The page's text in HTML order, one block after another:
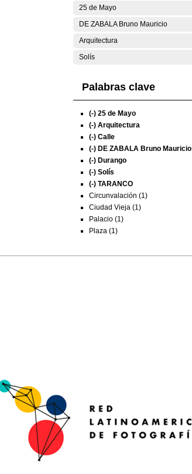
25 de Mayo
DE ZABALA Bruno Mauricio
Arquitectura
Solís
Palabras clave
(-) 25 de Mayo
(-) Arquitectura
(-) Calle
(-) DE ZABALA Bruno Mauricio
(-) Durango
(-) Solís
(-) TARANCO
Circunvalación (1)
Ciudad Vieja (1)
Palacio (1)
Plaza (1)